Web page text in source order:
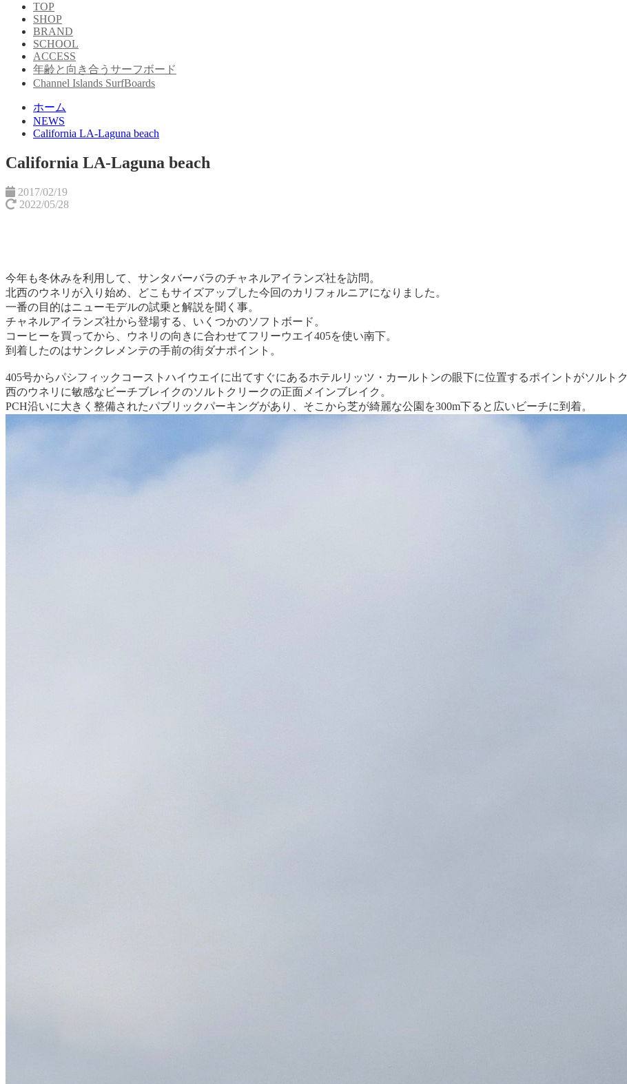
TOP
SHOP
BRAND
SCHOOL
ACCESS
年齢と向き合うサーフボード
Channel Islands SurfBoards
ホーム
NEWS
California LA-Laguna beach
California LA-Laguna beach
2017/02/19
2022/05/28
今年も冬休みを利用して、サンタバーバラのチャネルアイランズ社を訪問。
北西のウネリが入り始め、どこもサイズアップした今回のカリフォルニアになりました。
一番の目的はニューモデルの試乗と解説を聞く事。
チャネルアイランズ社から登場する、いくつかのソフトボード。
コーヒーを買ってから、ウネリの向きに合わせてフリーウエイ405を使い南下。
到着したのはサンクレメンテの手前の街ダナポイント。
405号からパシフィックコーストハイウエイに出てすぐにあるホテルリッツ・カールトンの眼下に位置するポイントがソルトク
西のウネリに敏感なビーチブレイクのソルトクリークの正面メインブレイク。
PCH沿いに大きく整備されたパブリックパーキングがあり、そこから芝が綺麗な公園を300m下ると広いビーチに到着。